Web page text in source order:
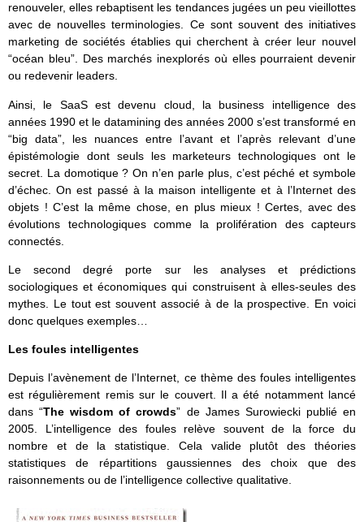
renouveler, elles rebaptisent les tendances jugées un peu vieillottes
avec de nouvelles terminologies. Ce sont souvent des initiatives
marketing de sociétés établies qui cherchent à créer leur nouvel
“océan bleu”. Des marchés inexplorés où elles pourraient devenir
ou redevenir leaders.
Ainsi, le SaaS est devenu cloud, la business intelligence des
années 1990 et le datamining des années 2000 s’est transformé en
“big data”, les nuances entre l’avant et l’après relevant d’une
épistémologie dont seuls les marketeurs technologiques ont le
secret. La domotique ? On n’en parle plus, c’est péché et symbole
d’échec. On est passé à la maison intelligente et à l’Internet des
objets ! C’est la même chose, en plus mieux ! Certes, avec des
évolutions technologiques comme la prolifération des capteurs
connectés.
Le second degré porte sur les analyses et prédictions
sociologiques et économiques qui construisent à elles-seules des
mythes. Le tout est souvent associé à de la prospective. En voici
donc quelques exemples…
Les foules intelligentes
Depuis l’avènement de l’Internet, ce thème des foules intelligentes
est régulièrement remis sur le couvert. Il a été notamment lancé
dans “The wisdom of crowds” de James Surowiecki publié en
2005. L’intelligence des foules relève souvent de la force du
nombre et de la statistique. Cela valide plutôt des théories
statistiques de répartitions gaussiennes des choix que des
raisonnements ou de l’intelligence collective qualitative.